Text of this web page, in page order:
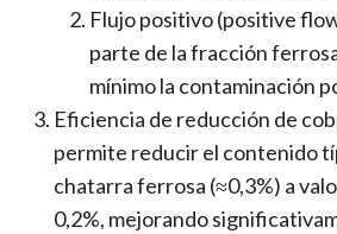
Flujo positivo (positive
parte de la fracción
mínimo la contaminación
Eficiencia de reducción de
permite reducir el contenido
chatarra ferrosa (≈0,3%) a
0,2%, mejorando